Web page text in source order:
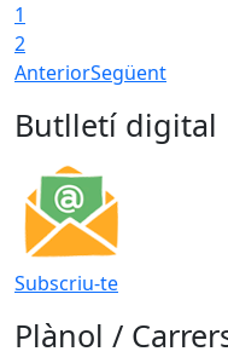
1
2
AnteriorSegüent
Butlletí digital
Subscriu-te
Plànol /